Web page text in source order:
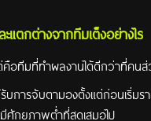
แตกต่างจากทีมเต็งอย่างไร
อทีมที่ทำผลงานได้ดีกว่าที่คน
การจับตามองตั้งแต่ก่อนเริ่ม
มีศักยภาพต่ำที่สุดเสมอไป